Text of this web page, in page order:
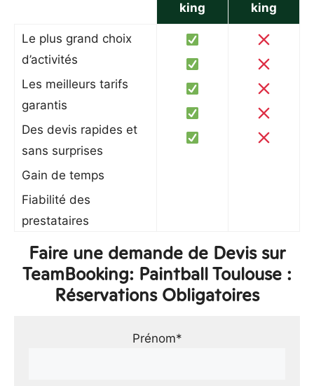
king
king
Le plus grand choix
d’activités
Les meilleurs tarifs
garantis
Des devis rapides et
sans surprises
Gain de temps
Fiabilité des
prestataires
Faire une demande de Devis sur
TeamBooking: Paintball Toulouse :
Réservations Obligatoires
Prénom*